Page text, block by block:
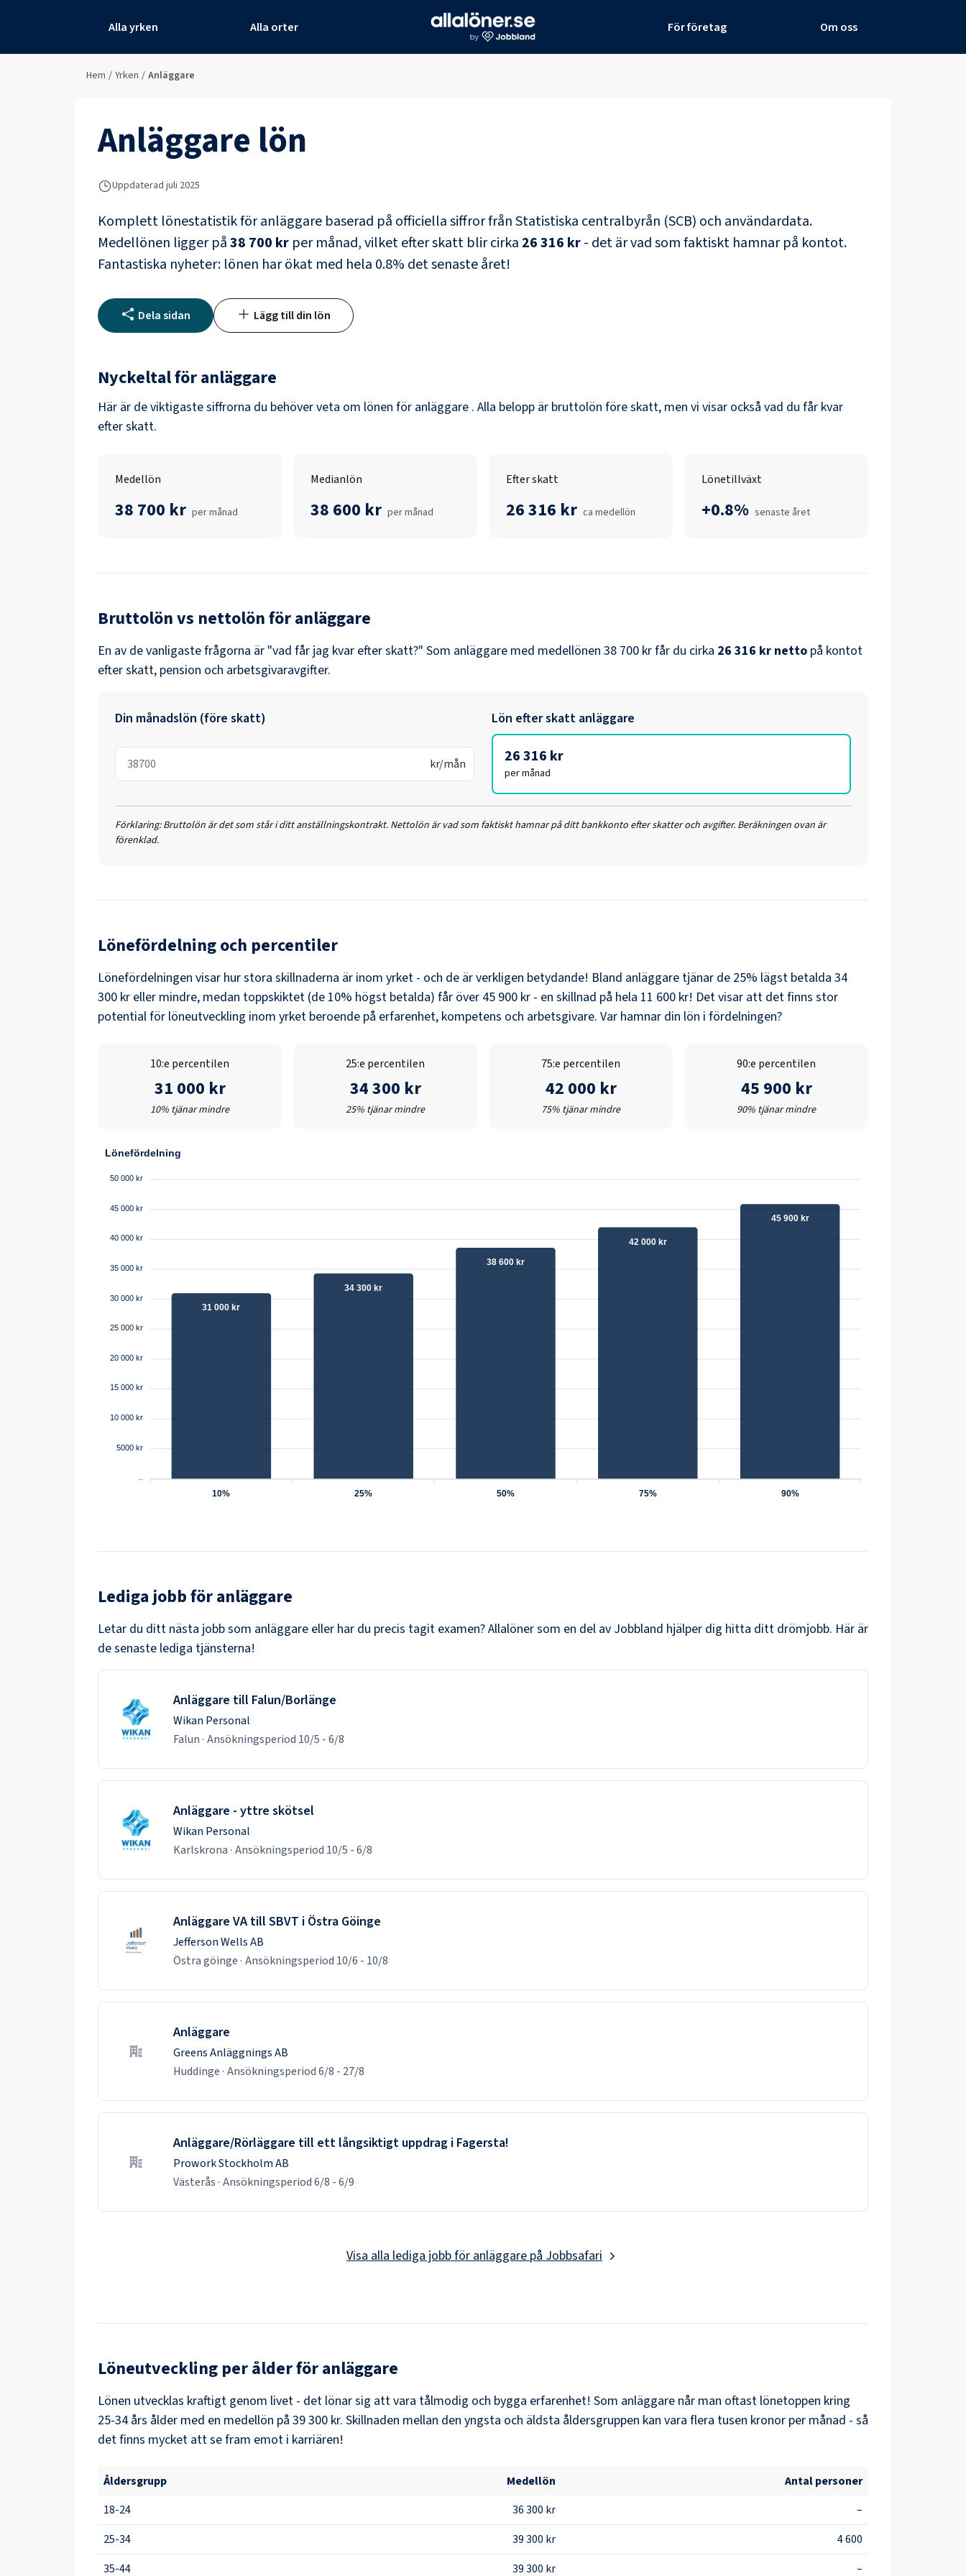
Alla yrken Alla orter För företag Om oss
Hem / Yrken / Anläggare
Anläggare lön
Uppdaterad juli 2025
Komplett lönestatistik föranläggare baserad på officiella siffror från Statistiska centralbyrån (SCB) och användardata.
Medellönen ligger på38 700 kr per månad, vilket efter skatt blir cirka 26 316 kr- det är vad som faktiskt hamnar på kontot.
Fantastiska nyheter: lönen har ökat med hela 0.8% det senaste året!
Dela sidan Lägg till din lön
Nyckeltal föranläggare
Här är de viktigaste siffrorna du behöver veta om lönen för anläggare . Alla belopp är bruttolön före skatt, men vi visar också vad du får kvar
efter skatt.
Medellön
38 700 kr per månad
Medianlön
38 600 kr per månad
Efter skatt
26 316 kr ca medellön
Lönetillväxt
+0.8% senaste året
Bruttolön vs nettolön föranläggare
En av de vanligaste frågorna är "vad får jag kvar efter skatt?" Som anläggare med medellönen 38 700 krfår du cirka 26 316 kr netto på kontot
efter skatt, pension och arbetsgivaravgifter.
Din månadslön (före skatt)
kr/mån
Lön efter skatt anläggare
26 316 kr
per månad
Förklaring: Bruttolön är det som står i ditt anställningskontrakt. Nettolön är vad som faktiskt hamnar på ditt bankkonto efter skatter och avgifter. Beräkningen ovan är
förenklad.
Lönefördelning och percentiler
Lönefördelningen visar hur stora skillnaderna är inom yrket - och de är verkligen betydande! Bland anläggare tjänar de 25% lägst betalda 34
300 kr eller mindre, medan toppskiktet (de 10% högst betalda) får över 45 900 kr - en skillnad på hela 11 600 kr! Det visar att det finns stor
potential för löneutveckling inom yrket beroende på erfarenhet, kompetens och arbetsgivare. Var hamnar din lön i fördelningen?
10:e percentilen
31 000 kr
10% tjänar mindre
25:e percentilen
34 300 kr
25% tjänar mindre
75:e percentilen
42 000 kr
75% tjänar mindre
90:e percentilen
45 900 kr
90% tjänar mindre
Lönefördelning
50 000 kr
45 000 kr
40 000 kr
35 000 kr
30 000 kr
25 000 kr
20 000 kr
15 000 kr
10 000 kr
5000 kr
31 000 kr
34 300 kr
38 600 kr
42 000 kr
45 900 kr
10% 25% 50% 75% 90%
Lediga jobb föranläggare
Letar du ditt nästa jobb som anläggare eller har du precis tagit examen? Allalöner som en del av Jobbland hjälper dig hitta ditt drömjobb. Här är
de senaste lediga tjänsterna!
Anläggare till Falun/Borlänge
Wikan Personal
Falun · Ansökningsperiod 10/5 -6/8
Anläggare - yttre skötsel
Wikan Personal
Karlskrona · Ansökningsperiod 10/5 -6/8
Anläggare VA till SBVT i Östra Göinge
Jefferson Wells AB
Östra göinge · Ansökningsperiod 10/6 - 10/8
Anläggare
Greens Anläggnings AB
Huddinge · Ansökningsperiod6/8 - 27/8
Anläggare/Rörläggare till ett långsiktigt uppdrag i Fagersta!
Prowork Stockholm AB
Västerås · Ansökningsperiod6/8 -6/9
Visa alla lediga jobb föranläggarepå Jobbsafari
Löneutveckling per ålder föranläggare
Lönen utvecklas kraftigt genom livet - det lönar sig att vara tålmodig och bygga erfarenhet! Som anläggare når man oftast lönetoppen kring
25-34 års ålder med en medellön på 39 300 kr. Skillnaden mellan den yngsta och äldsta åldersgruppen kan vara flera tusen kronor per månad - så
det finns mycket att se fram emot i karriären!
Åldersgrupp Medellön
Antal personer
18-24
36 300 kr
–
25-34
39 300 kr
4 600
35-44
39 300 kr –